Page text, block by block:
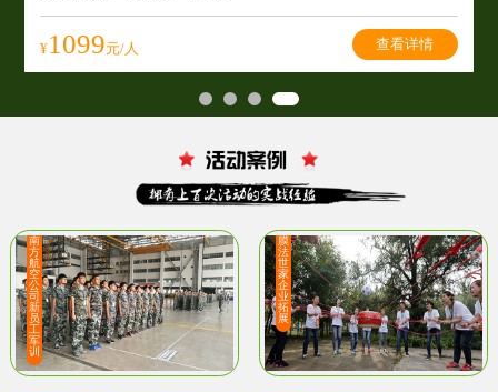
查看详情
¥1099元/人
南
方
航
空
公
司
新
员
工
军
训
膜
法
世
家
企
业
拓
展